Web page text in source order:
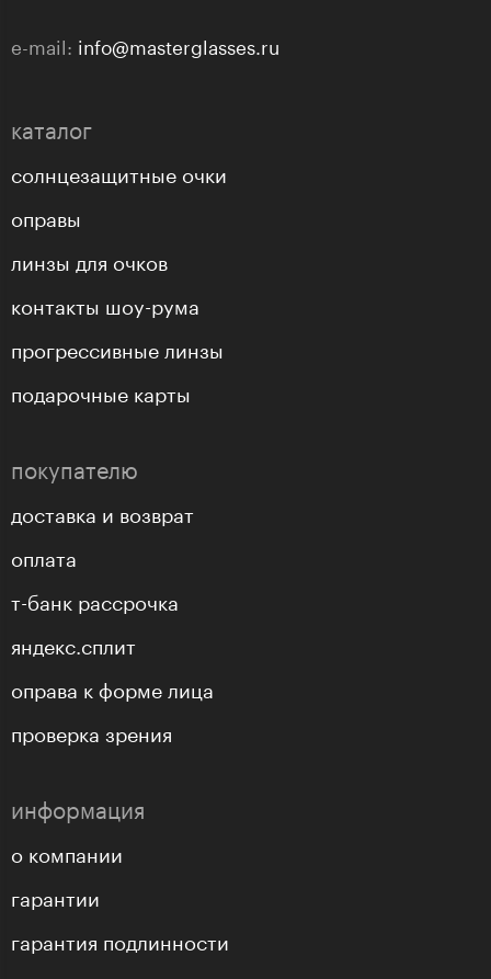
e-mail: info@masterglasses.ru
каталог
солнцезащитные очки
оправы
линзы для очков
контакты шоу-рума
прогрессивные линзы
подарочные карты
покупателю
доставка и возврат
оплата
т-банк рассрочка
яндекс.сплит
оправа к форме лица
проверка зрения
информация
о компании
гарантии
гарантия подлинности